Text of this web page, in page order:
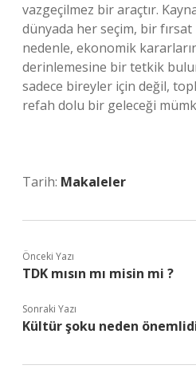
vazgeçilmez bir araçtır.
dünyada her seçim, bir fırsat
nedenle, ekonomik
derinlemesine bir tetkik
sadece bireyler için değil,
refah dolu bir geleceği
Tarih: Makaleler
Önceki Yazı
TDK mısın mı misin mi ?
Sonraki Yazı
Kültür şoku neden